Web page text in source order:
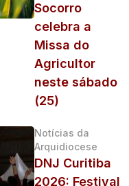
Socorro
celebra a
Missa do
Agricultor
neste sábado
(25)
Notícias da
Arquidiocese
DNJ Curitiba
2026: Festival